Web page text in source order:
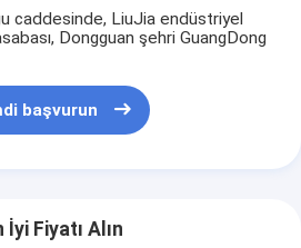
caddesinde, LiuJia endüstriyel
Dongguan şehri GuangDong
başvurun
İyi Fiyatı Alın